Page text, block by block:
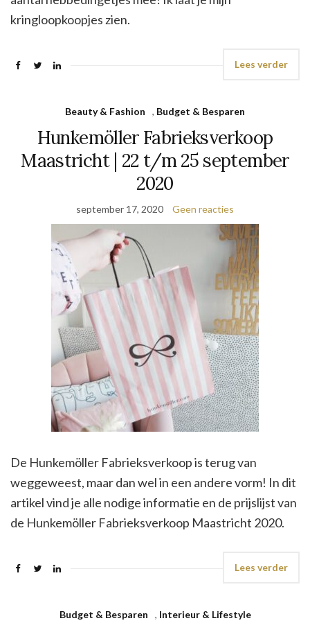
kringloopkoopjes zien.
Lees verder
Beauty & Fashion , Budget & Besparen
Hunkemöller Fabrieksverkoop
Maastricht | 22 t/m 25 september
2020
september 17, 2020 Geen reacties
De Hunkemöller Fabrieksverkoop is terug van
weggeweest, maar dan wel in een andere vorm! In dit
artikel vind je alle nodige informatie en de prijslijst van
de Hunkemöller Fabrieksverkoop Maastricht 2020.
Lees verder
Budget & Besparen , Interieur & Lifestyle